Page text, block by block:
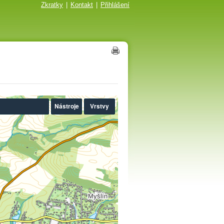
Zkratky Kontakt Přihlášení
Vrstvy
Nástroje